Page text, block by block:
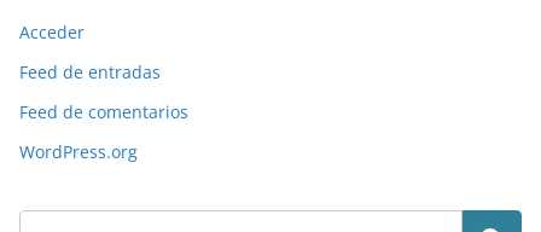
Acceder
Feed de entradas
Feed de comentarios
WordPress.org